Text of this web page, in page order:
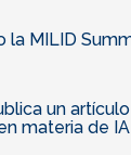
la MILID
un artículo
materia de